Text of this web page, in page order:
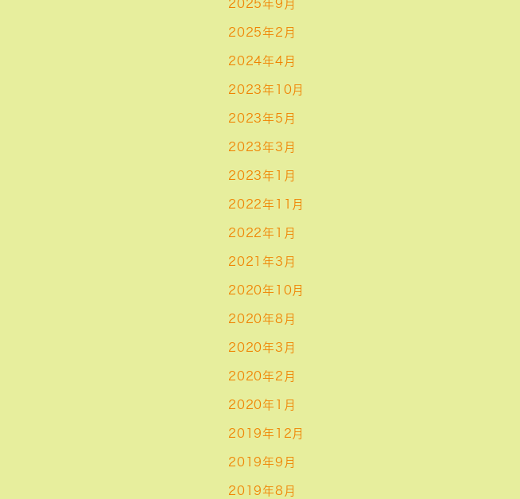
2025年9月
2025年2月
2024年4月
2023年10月
2023年5月
2023年3月
2023年1月
2022年11月
2022年1月
2021年3月
2020年10月
2020年8月
2020年3月
2020年2月
2020年1月
2019年12月
2019年9月
2019年8月